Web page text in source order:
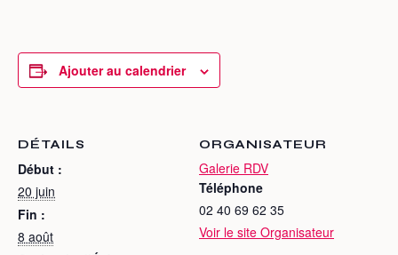
Ajouter au calendrier
DÉTAILS
Début :
20 juin
Fin :
8 août
ORGANISATEUR
Galerie RDV
Téléphone
02 40 69 62 35
Voir le site Organisateur